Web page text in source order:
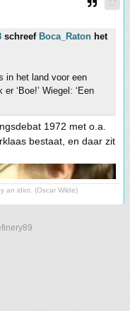
schreef Boca_Raton het
in het land voor een
‘Boe!’ Wiegel: ‘Een
1972 met o.a.
bestaat, en daar zit
an idiot. (Oscar Wilde)